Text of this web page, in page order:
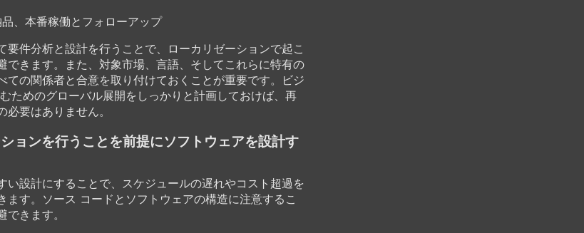
、本番稼働とフォローアップ
要件分析と設計を行うことで、ローカリゼーションで起こ
できます。また、対象市場、言語、そしてこれらに特有の
ての関係者と合意を取り付けておくことが重要です。ビジ
ためのグローバル展開をしっかりと計画しておけば、再
必要はありません。
ョンを行うことを前提にソフトウェアを設計す
い設計にすることで、スケジュールの遅れやコスト超過を
ます。ソース コードとソフトウェアの構造に注意するこ
できます。